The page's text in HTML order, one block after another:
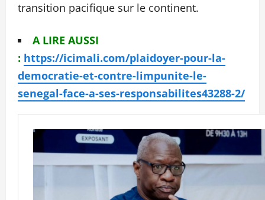
transition pacifique sur le continent.
A LIRE AUSSI
: https://icimali.com/plaidoyer-pour-la-
democratie-et-contre-limpunite-le-
senegal-face-a-ses-responsabilites43288-2/